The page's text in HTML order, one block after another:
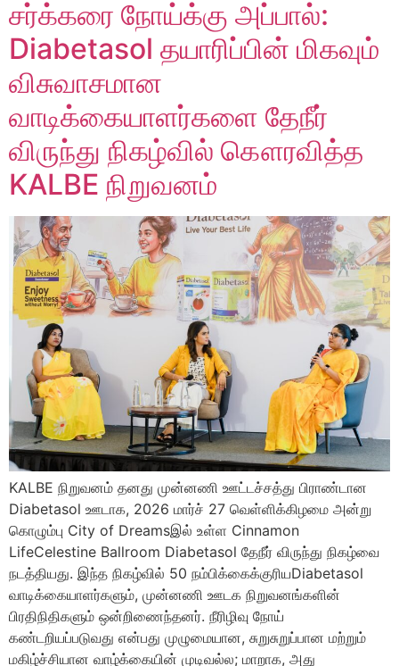
சர்க்கரை நோய்க்கு அப்பால்:
Diabetasol தயாரிப்பின் மிகவும்
விசுவாசமான
வாடிக்கையாளர்களை தேநீர்
விருந்து நிகழ்வில் கௌரவித்த
KALBE நிறுவனம்
KALBE நிறுவனம் தனது முன்னணி ஊட்டச்சத்து பிராண்டான
Diabetasol ஊடாக, 2026 மார்ச் 27 வெள்ளிக்கிழமை அன்று
கொழும்பு City of Dreamsஇல் உள்ள Cinnamon
LifeCelestine Ballroom Diabetasol தேநீர் விருந்து நிகழ்வை
நடத்தியது. இந்த நிகழ்வில் 50 நம்பிக்கைக்குரியDiabetasol
வாடிக்கையாளர்களும், முன்னணி ஊடக நிறுவனங்களின்
பிரதிநிதிகளும் ஒன்றிணைந்தனர். நீரிழிவு நோய்
கண்டறியப்படுவது என்பது முழுமையான, சுறுசுறுப்பான மற்றும்
மகிழ்ச்சியான வாழ்க்கையின் முடிவல்ல; மாறாக, அது